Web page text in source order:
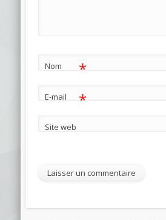
Nom *
E-mail *
Site web